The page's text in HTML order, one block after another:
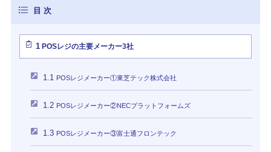
1POSレジの主要メーカー3社
1.1 POSレジメーカー①東芝テック株式会社
1.2 POSレジメーカー②NECプラットフォームズ
1.3 POSレジメーカー③富士通フロンテック